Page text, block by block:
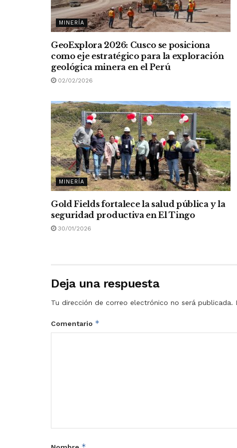
MINERÍA
GeoExplora 2026: Cusco se posiciona
como eje estratégico para la exploración
geológica minera en el Perú
02/02/2026
MINERÍA
Gold Fields fortalece la salud pública y la
seguridad productiva en El Tingo
30/01/2026
Deja una respuesta
Tu dirección de correo electrónico no será publicada.
Comentario *